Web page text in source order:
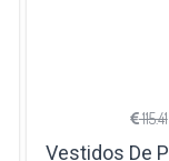
115.41
Vestidos De